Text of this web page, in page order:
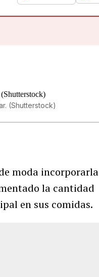
(Shutterstock)
moda incorporarla
la cantidad
en sus comidas.